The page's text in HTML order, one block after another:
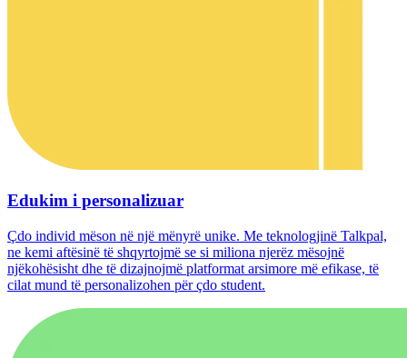
Edukim i personalizuar
Çdo individ mëson në një mënyrë unike. Me teknologjinë Talkpal,
ne kemi aftësinë të shqyrtojmë se si miliona njerëz mësojnë
njëkohësisht dhe të dizajnojmë platformat arsimore më efikase, të
cilat mund të personalizohen për çdo student.